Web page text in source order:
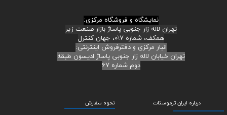
نمایشگاه و فروشگاه مرکزی:
تهران لاله زار جنوبی پاساژ بازار صنعت زیر
همکف، شماره ۷\۰، جهان کنترل
انبار مرکزی و دفترفروش اینترنتی:
تهران خیابان لاله زار جنوبی پاساژ ادیسون طبقه
دوم شماره ۶۷
نحوه سفارش درباره ایران ترموستات